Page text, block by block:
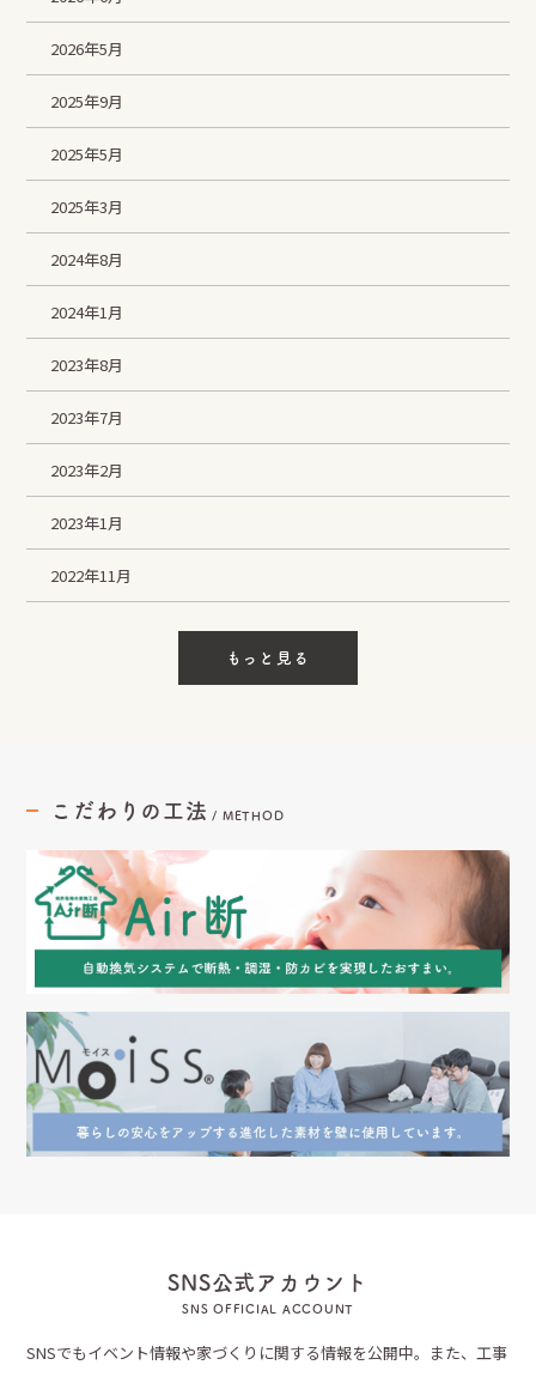
2026年5月
2025年9月
2025年5月
2025年3月
2024年8月
2024年1月
2023年8月
2023年7月
2023年2月
2023年1月
2022年11月
もっと見る
こだわりの工法 / METHOD
SNS公式アカウント
SNS OFFICIAL ACCOUNT
SNSでもイベント情報や家づくりに関する情報を公開中。また、工事